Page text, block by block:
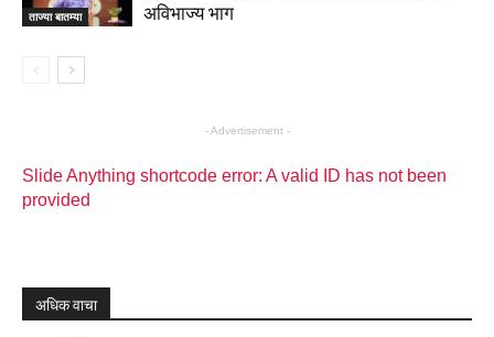
ताज्या बातम्या
अविभाज्य भाग
- Advertisement -
Slide Anything shortcode error: A valid ID has not been
provided
अधिक वाचा